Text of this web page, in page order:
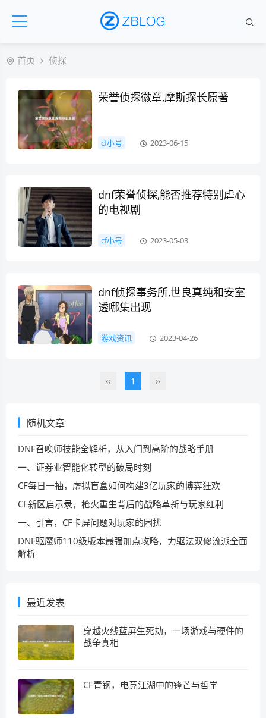
首页 侦探
荣誉侦探徽章,摩斯探长原著
cf小号 2023-06-15
dnf荣誉侦探,能否推荐特别虐心
的电视剧
cf小号 2023-05-03
dnf侦探事务所,世良真纯和安室
透哪集出现
游戏资讯 2023-04-26
‹‹ 1 ››
随机文章
DNF召唤师技能全解析，从入门到高阶的战略手册
一、证券业智能化转型的破局时刻
CF每日一抽，虚拟盲盒如何构建3亿玩家的博弈狂欢
CF新区启示录，枪火重生背后的战略革新与玩家红利
一、引言，CF卡屏问题对玩家的困扰
DNF驱魔师110级版本最强加点攻略，力驱法双修流派全面
解析
最近发表
穿越火线蓝屏生死劫，一场游戏与硬件的
战争真相
CF青钢，电竞江湖中的锋芒与哲学